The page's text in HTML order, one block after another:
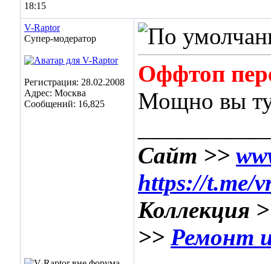
18:15
V-Raptor
Супер-модератор
Регистрация: 28.02.2008
Адрес: Москва
Сообщений: 16,825
Оффтоп
Мощно вы
Сайт >>
https://t.me/
Коллекция
>> Ремонт